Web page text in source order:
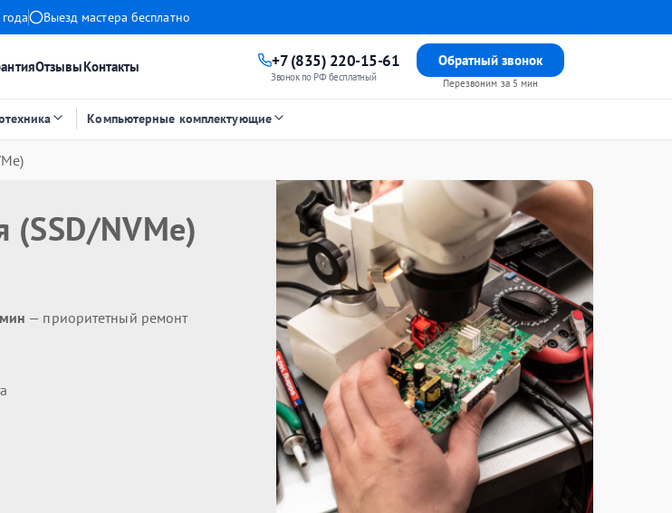
Выезд мастера бесплатно
ОтзывыКонтакты +7 (835) 220-15-61
Звонок по РФ бесплатный
Обратный звонок
Перезвоним за 5 мин
Компьютерные комплектующие
(SSD/NVMe)
— приоритетный ремонт